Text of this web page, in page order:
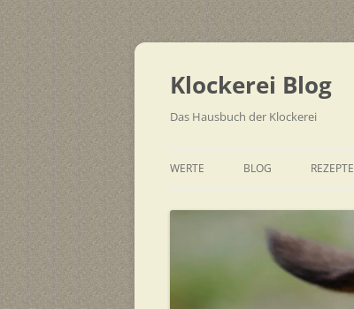
Zum
springen
Klockerei Blog
Das Hausbuch der Klockerei
WERTE BLOG REZEPTE
EINFACH